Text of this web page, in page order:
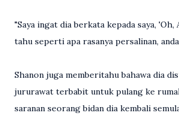
"Saya ingat dia berkata kepada saya, 'Oh,
tahu seperti apa rasanya persalinan,
Shanon juga memberitahu bahawa dia
jururawat terbabit untuk pulang ke
saranan seorang bidan dia kembali